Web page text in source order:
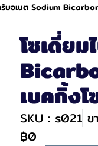
ร์บอเนต Sodium
โซเดี่ย
เบคกิ้งโ
SKU : s021 ข
฿0